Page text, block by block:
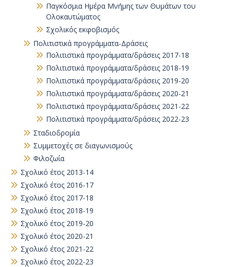
Παγκόσμια Ημέρα Μνήμης των Θυμάτων του
Ολοκαυτώματος
Σχολικός εκφοβισμός
Πολιτιστικά προγράμματα-Δράσεις
Πολιτιστικά προγράμματα/δράσεις 2017-18
Πολιτιστικά προγράμματα/δράσεις 2018-19
Πολιτιστικά προγράμματα/δράσεις 2019-20
Πολιτιστικά προγράμματα/δράσεις 2020-21
Πολιτιστικά προγράμματα/δράσεις 2021-22
Πολιτιστικά προγράμματα/δράσεις 2022-23
Σταδιοδρομία
Συμμετοχές σε διαγωνισμούς
Φιλοζωία
Σχολικό έτος 2013-14
Σχολικό έτος 2016-17
Σχολικό έτος 2017-18
Σχολικό έτος 2018-19
Σχολικό έτος 2019-20
Σχολικό έτος 2020-21
Σχολικό έτος 2021-22
Σχολικό έτος 2022-23